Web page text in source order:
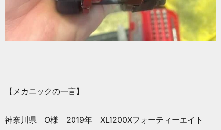
【メカニックの一言】
神奈川県 O様 2019年 XL1200Xフォーティーエイト